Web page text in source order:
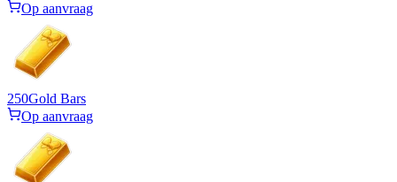
Op aanvraag
250Gold Bars
Op aanvraag